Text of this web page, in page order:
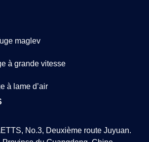
maglev
à grande vitesse
à lame d’air
No.3, Deuxième route Juyuan.